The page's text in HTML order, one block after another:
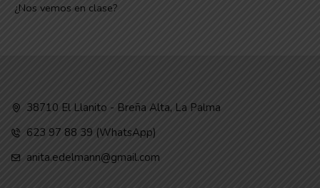
¿Nos vemos en clase?
38710 El Llanito - Breña Alta, La Palma
623 97 88 39 (WhatsApp)
anita.edelmann@gmail.com